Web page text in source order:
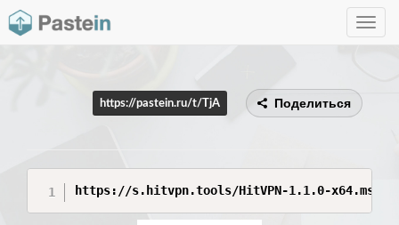
Toggle
https://pastein.ru/t/TjA Поделиться
https://s.hitvpn.tools/HitVPN-1.1.0-x64.msi